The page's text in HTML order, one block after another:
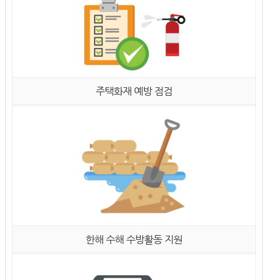
주택화재 예방 점검
한해 수해 수방활동 지원